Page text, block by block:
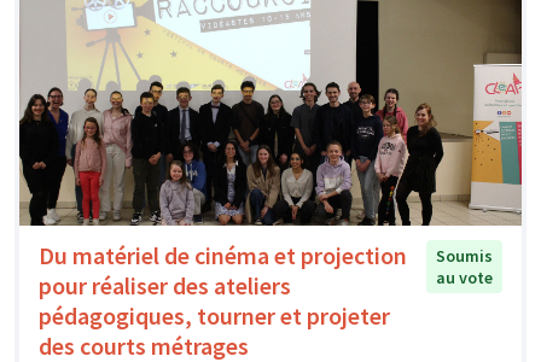
Du matériel de cinéma et projection
pour réaliser des ateliers
pédagogiques, tourner et projeter
des courts métrages
Soumis
au vote